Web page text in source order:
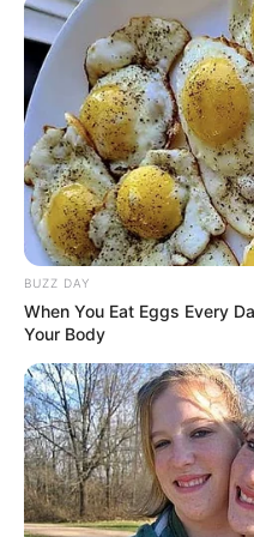
(foto:
FAQ
Siapa Zulfa Maharani?
Dia adalah aktris dan model
Siapa nama asliZulfa
BUZZ DAY
When You Eat Eggs Every
Your Body